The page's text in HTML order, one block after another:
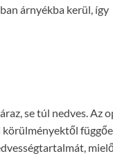
árnyékba kerül, így
se túl nedves. Az
körülményektől